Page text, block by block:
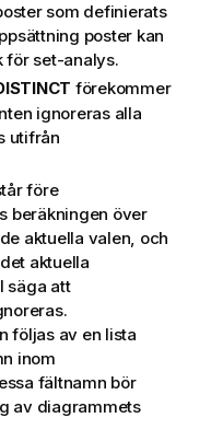
som definierats
poster kan
för set-analys.
förekommer
ignoreras alla
utifrån
före
beräkningen över
aktuella valen, och
aktuella
säga att
följas av en lista
inom
fältnamn bör
av diagrammets